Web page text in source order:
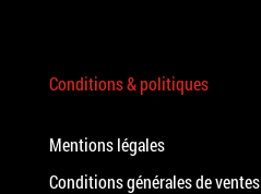
Conditions & politiques
Mentions légales
Conditions générales de ventes